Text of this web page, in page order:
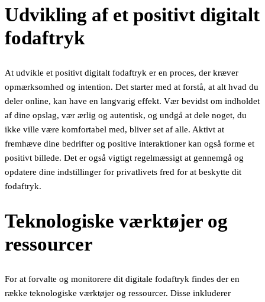
Udvikling af et positivt digitalt
fodaftryk
At udvikle et positivt digitalt fodaftryk er en proces, der kræver
opmærksomhed og intention. Det starter med at forstå, at alt hvad du
deler online, kan have en langvarig effekt. Vær bevidst om indholdet
af dine opslag, vær ærlig og autentisk, og undgå at dele noget, du
ikke ville være komfortabel med, bliver set af alle. Aktivt at
fremhæve dine bedrifter og positive interaktioner kan også forme et
positivt billede. Det er også vigtigt regelmæssigt at gennemgå og
opdatere dine indstillinger for privatlivets fred for at beskytte dit
fodaftryk.
Teknologiske værktøjer og
ressourcer
For at forvalte og monitorere dit digitale fodaftryk findes der en
række teknologiske værktøjer og ressourcer. Disse inkluderer